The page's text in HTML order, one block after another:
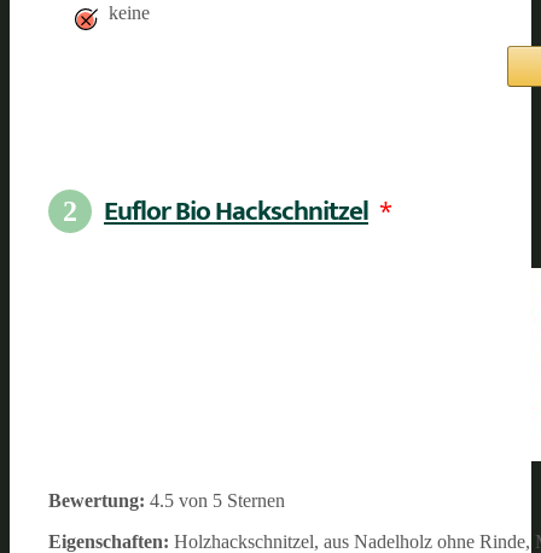
keine
2 Euflor Bio Hackschnitzel *
Bewertung: 4.5 von 5 Sternen
Eigenschaften: Holzhackschnitzel, aus Nadelholz ohne Rinde,